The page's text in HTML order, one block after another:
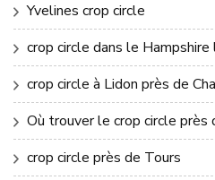
Yvelines crop circle
crop circle dans le
crop circle à Lidon près de
Où trouver le crop circle près
crop circle près de Tours